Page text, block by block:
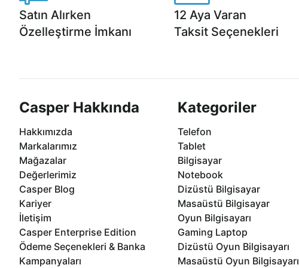
Satın Alırken
Özelleştirme İmkanı
12 Aya Varan
Taksit Seçenekleri
Casper Hakkında
Hakkımızda
Markalarımız
Mağazalar
Değerlerimiz
Casper Blog
Kariyer
İletişim
Casper Enterprise Edition
Ödeme Seçenekleri & Banka
Kampanyaları
Kategoriler
Telefon
Tablet
Bilgisayar
Notebook
Dizüstü Bilgisayar
Masaüstü Bilgisayar
Oyun Bilgisayarı
Gaming Laptop
Dizüstü Oyun Bilgisayarı
Masaüstü Oyun Bilgisayarı